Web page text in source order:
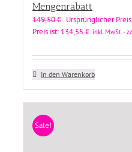
Mengenrabatt
149,50€ Ursprünglicher
Preis ist: 134,55 €. inkl. MwSt. -
In den Warenkorb
Sale!